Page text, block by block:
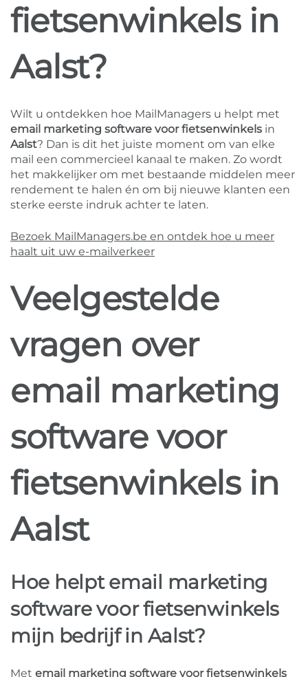
fietsenwinkels in
Aalst?
Wilt u ontdekken hoe MailManagers u helpt met
email marketing software voor fietsenwinkels in
Aalst? Dan is dit het juiste moment om van elke
mail een commercieel kanaal te maken. Zo wordt
het makkelijker om met bestaande middelen meer
rendement te halen én om bij nieuwe klanten een
sterke eerste indruk achter te laten.
Bezoek MailManagers.be en ontdek hoe u meer
haalt uit uw e-mailverkeer
Veelgestelde
vragen over
email marketing
software voor
fietsenwinkels in
Aalst
Hoe helpt email marketing
software voor fietsenwinkels
mijn bedrijf in Aalst?
Met email marketing software voor fietsenwinkels